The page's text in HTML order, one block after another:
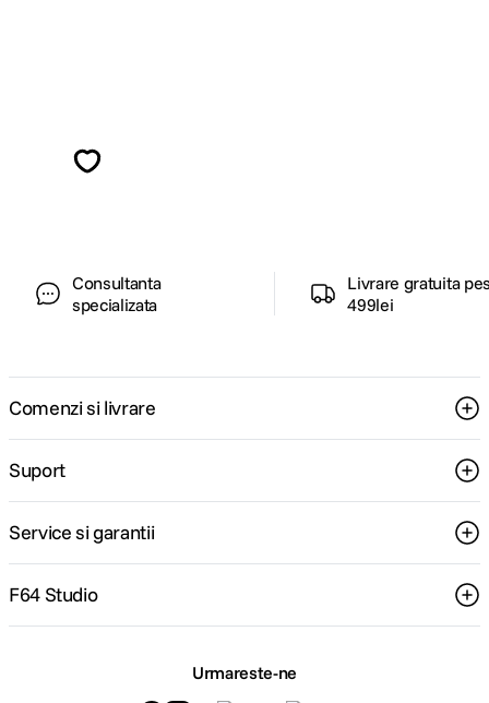
Consultanta
specializata
Livrare gratuita
499lei
Comenzi si livrare
Suport
Service si garantii
F64 Studio
Urmareste-ne